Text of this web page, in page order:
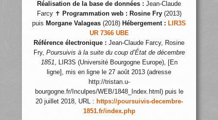
Réalisation de la base de données : Jean-Claude
Farcy ✝ Programmation web : Rosine Fry(2013)
puis Morgane Valageas (2018) Hébergement : LIR3S
UR 7366 UBE
Référence électronique : Jean-Claude Farcy, Rosine
Fry, Poursuivis à la suite du coup d’État de décembre
1851, LIR3S (Université Bourgogne Europe), [En
ligne], mis en ligne le 27 août 2013 (adresse
http://tristan.u-
bourgogne.fr/Inculpes/WEB/1848_Index.html) puis le
20 juillet 2018, URL : https://poursuivis-decembre-
1851.fr/index.php